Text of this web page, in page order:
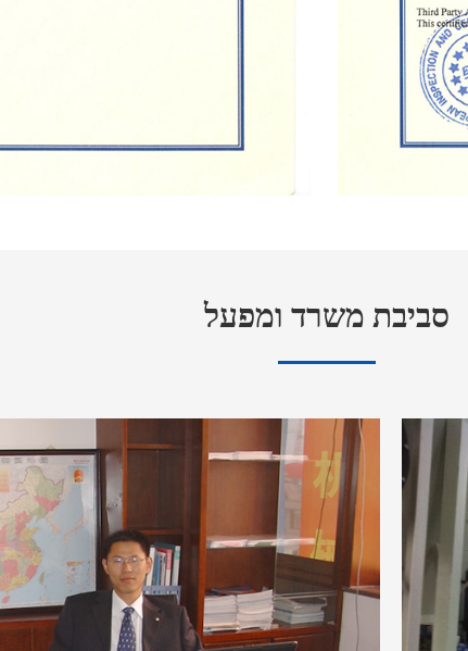
סביבת משרד ומפעל